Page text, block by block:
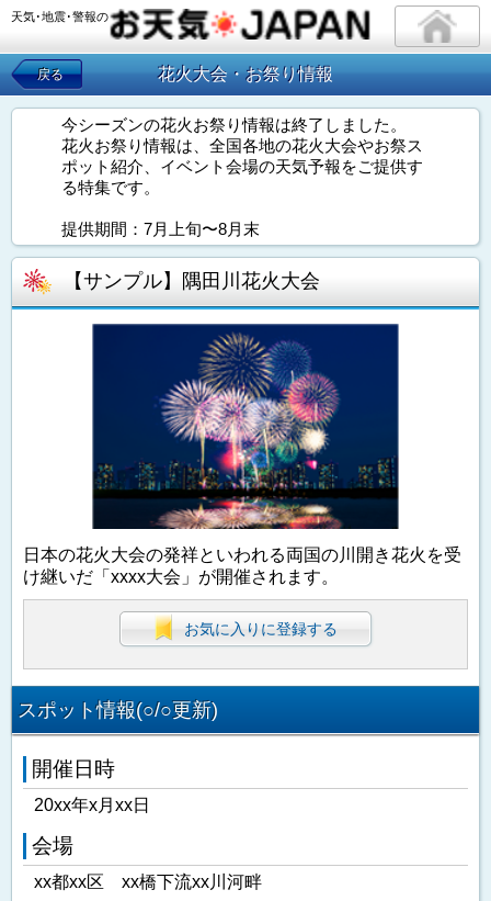
天気･地震･警報の
戻る 花火大会・お祭り情報
今シーズンの花火お祭り情報は終了しました。
花火お祭り情報は、全国各地の花火大会やお祭ス
ポット紹介、イベント会場の天気予報をご提供す
る特集です。
提供期間：7月上旬〜8月末
【サンプル】隅田川花火大会
日本の花火大会の発祥といわれる両国の川開き花火を受
け継いだ「xxxx大会」が開催されます。
お気に入りに登録する
スポット情報(○/○更新)
開催日時
20xx年x月xx日
会場
xx都xx区 xx橋下流xx川河畔